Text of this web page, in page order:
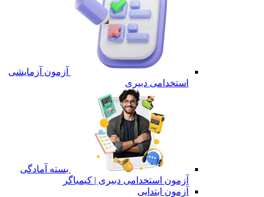
آزمون آزمایشی
استخدامی دبیری
بسته آمادگی
آزمون استخدامی دبیری | کیمیاگر
آزمون ابتدایی